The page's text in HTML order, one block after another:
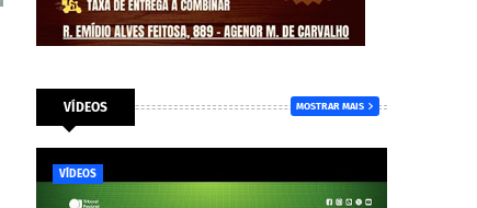
VÍDEOS MOSTRAR MAIS
VÍDEOS